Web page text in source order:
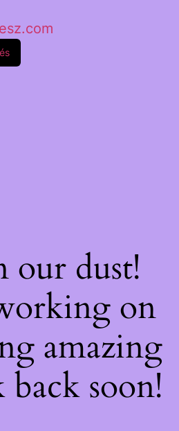
our dust!
on
amazing
soon!